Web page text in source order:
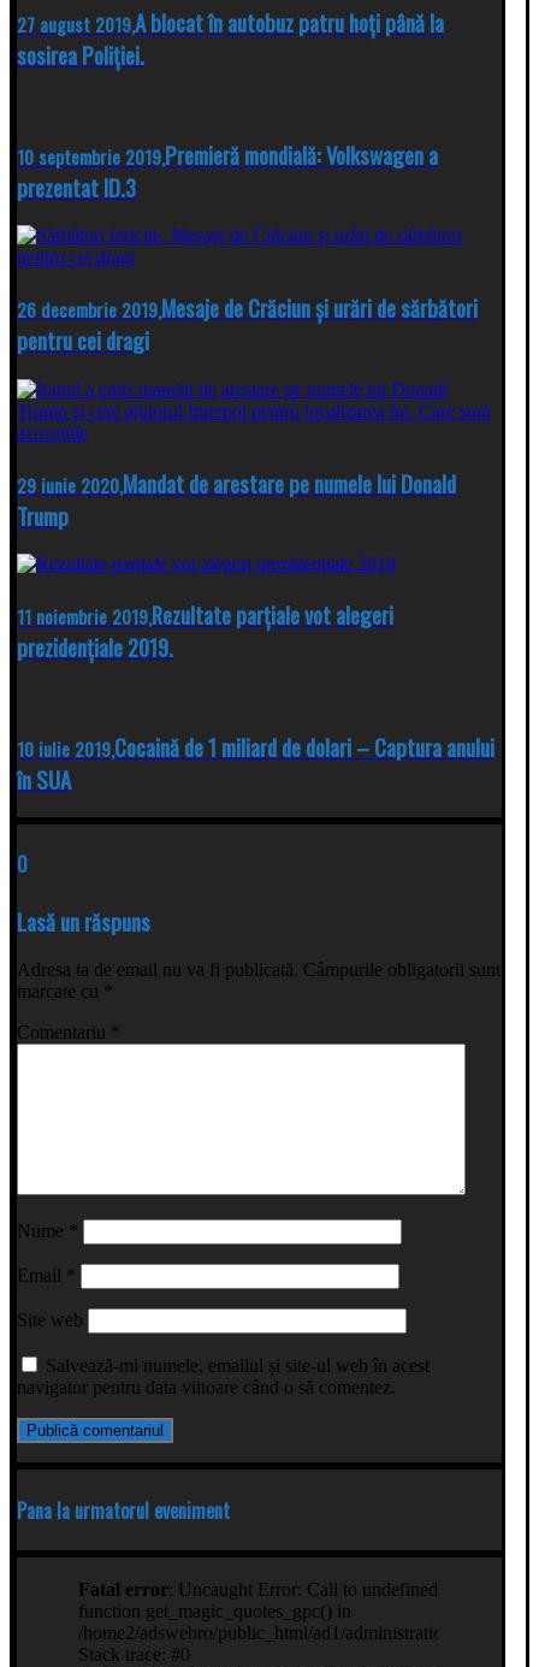
27 august 2019,A blocat în autobuz patru hoți până la
sosirea Poliției.
10 septembrie 2019,Premieră mondială: Volkswagen a
prezentat ID.3
26 decembrie 2019,Mesaje de Crăciun și urări de sărbători
pentru cei dragi
29 iunie 2020,Mandat de arestare pe numele lui Donald
Trump
11 noiembrie 2019,Rezultate parțiale vot alegeri
prezidențiale 2019.
10 iulie 2019,Cocaină de 1 miliard de dolari – Captura anului
în SUA
0
Lasă un răspuns
Adresa ta de email nu va fi publicată. Câmpurile obligatorii sunt
marcate cu *
Comentariu *
Nume *
Email *
Site web
Salvează-mi numele, emailul și site-ul web în acest
navigator pentru data viitoare când o să comentez.
Pana la urmatorul eveniment